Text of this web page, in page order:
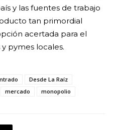
y las fuentes de trabajo
tan primordial
acertada para el
pymes locales.
Desde La Raíz
mercado monopolio